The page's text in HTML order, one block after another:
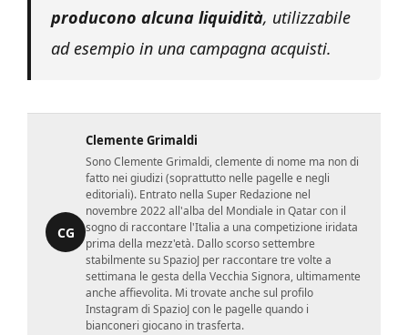
producono alcuna liquidità, utilizzabile
ad esempio in una campagna acquisti.
CG
Clemente Grimaldi
Sono Clemente Grimaldi, clemente di nome ma non di
fatto nei giudizi (soprattutto nelle pagelle e negli
editoriali). Entrato nella Super Redazione nel
novembre 2022 all'alba del Mondiale in Qatar con il
sogno di raccontare l'Italia a una competizione iridata
prima della mezz'età. Dallo scorso settembre
stabilmente su SpazioJ per raccontare tre volte a
settimana le gesta della Vecchia Signora, ultimamente
anche affievolita. Mi trovate anche sul profilo
Instagram di SpazioJ con le pagelle quando i
bianconeri giocano in trasferta.